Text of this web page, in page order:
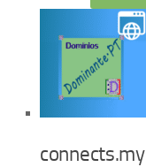
connects.my